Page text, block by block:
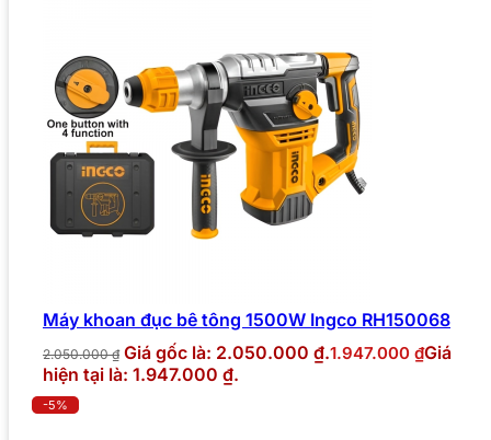
Máy khoan đục bê tông 1500W Ingco RH150068
2.050.000₫ Giá gốc là: 2.050.000 ₫.1.947.000 ₫Giá
hiện tại là: 1.947.000 ₫.
-5%